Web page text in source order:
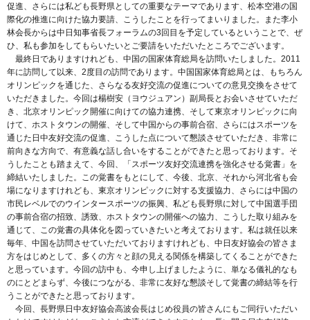
促進、さらには私ども長野県としての重要なテーマであります、松本空港の国
際化の推進に向けた協力要請、こうしたことを行ってまいりました。また李小
林会長からは中日知事省長フォーラムの3回目を予定しているということで、ぜ
ひ、私も参加をしてもらいたいとご要請をいただいたところでございます。
最終日でありますけれども、中国の国家体育総局を訪問いたしました。2011
年に訪問して以来、2度目の訪問であります。中国国家体育総局とは、もちろん
オリンピックを通じた、さらなる友好交流の促進についての意見交換をさせて
いただきました。今回は楊樹安（ヨウジュアン）副局長とお会いさせていただ
き、北京オリンピック開催に向けての協力連携、そして東京オリンピックに向
けて、ホストタウンの開催、そして中国からの事前合宿、さらにはスポーツを
通じた日中友好交流の促進、こうした点について懇談させていただき、非常に
前向きな方向で、有意義な話し合いをすることができたと思っております。そ
うしたことも踏まえて、今回、「スポーツ友好交流連携を強化させる覚書」を
締結いたしました。この覚書をもとにして、今後、北京、それから河北省も会
場になりますけれども、東京オリンピックに対する支援協力、さらには中国の
市民レベルでのウインタースポーツの振興、私ども長野県に対して中国選手団
の事前合宿の招致、誘致、ホストタウンの開催への協力、こうした取り組みを
通じて、この覚書の具体化を図っていきたいと考えております。私は就任以来
毎年、中国を訪問させていただいておりますけれども、中日友好協会の皆さま
方をはじめとして、多くの方々と顔の見える関係を構築してくることができた
と思っています。今回の訪中も、今申し上げましたように、単なる儀礼的なも
のにとどまらず、今後につながる、非常に友好な懇談そして覚書の締結等を行
うことができたと思っております。
今回、長野県日中友好協会高波会長はじめ役員の皆さんにもご同行いただい